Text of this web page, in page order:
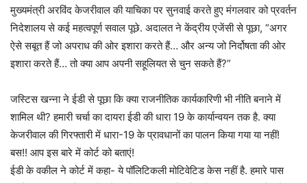
मुख्यमंत्री अरविंद केजरीवाल की याचिका पर सुनवाई करते हुए मंगलवार को प्रवर्तन
निदेशालय से कई महत्वपूर्ण सवाल पूछे. अदालत ने केंद्रीय एजेंसी से पूछा, “अगर
ऐसे सबूत हैं जो अपराध की ओर इशारा करते हैं… और अन्य जो निर्दोषता की ओर
इशारा करते हैं… तो क्या आप अपनी सहूलियत से चुन सकते हैं?”
जस्टिस खन्ना ने ईडी से पूछा कि क्या राजनीतिक कार्यकारिणी भी नीति बनाने में
शामिल थी? हमारी चर्चा का दायरा ईडी की धारा 19 के कार्यान्वयन तक है. क्या
केजरीवाल की गिरफ्तारी में धारा-19 के प्रावधानों का पालन किया गया या नहीं!
बस!! आप इस बारे में कोर्ट को बताएं!
ईडी के वकील ने कोर्ट में कहा- ये पॉलिटिकली मोटिवेटिड केस नहीं है. हमारे पास